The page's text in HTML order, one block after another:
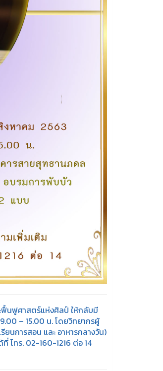
ฟื้นฟูศาสตร์แห่งศิลป์ ให้กลับมี
– 15.00 น. โดยวิทยากรผู้
นการสอน และ อาหารกลางวัน)
โทร. 02-160-1216 ต่อ 14